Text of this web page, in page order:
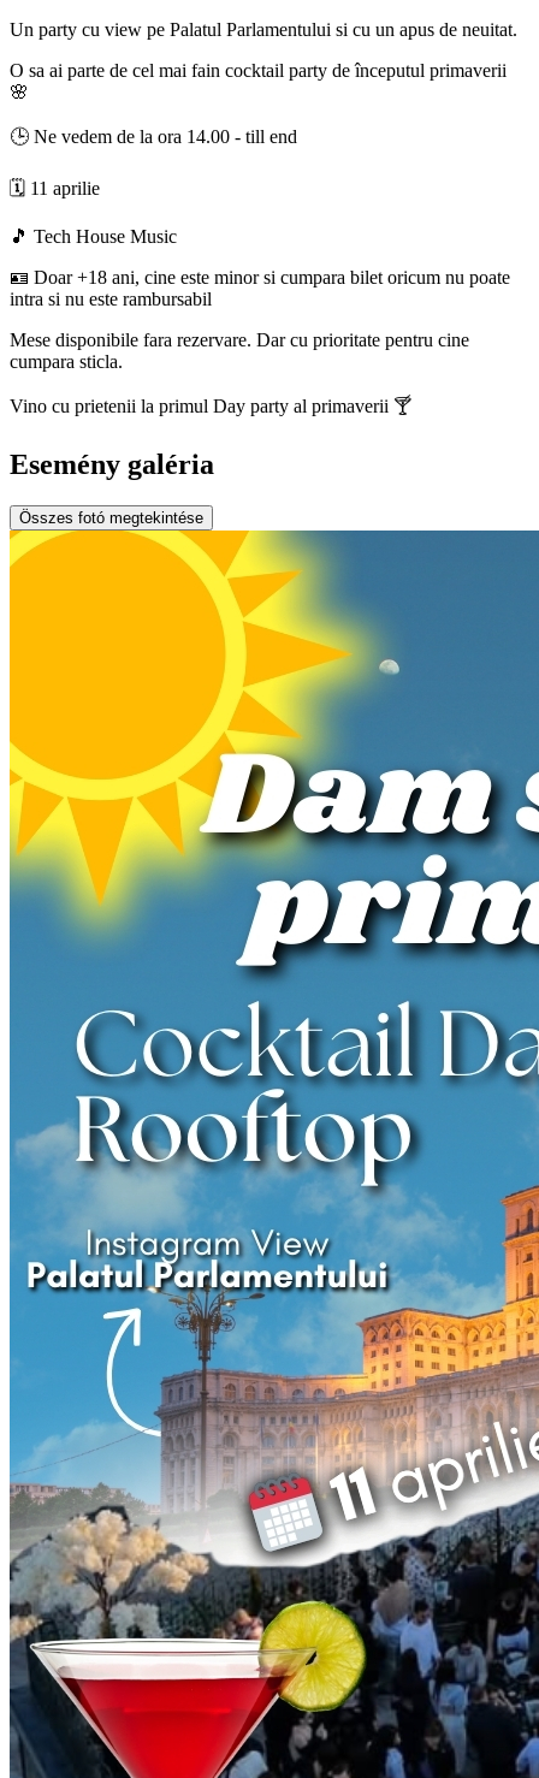
Un party cu view pe Palatul Parlamentului si cu un apus de neuitat.
O sa ai parte de cel mai fain cocktail party de începutul primaverii
🌸
🕒 Ne vedem de la ora 14.00 - till end
🗓️ 11 aprilie
🎵 Tech House Music
🪪 Doar +18 ani, cine este minor si cumpara bilet oricum nu poate
intra si nu este rambursabil
Mese disponibile fara rezervare. Dar cu prioritate pentru cine
cumpara sticla.
Vino cu prietenii la primul Day party al primaverii 🍸
Esemény galéria
Összes fotó megtekintése